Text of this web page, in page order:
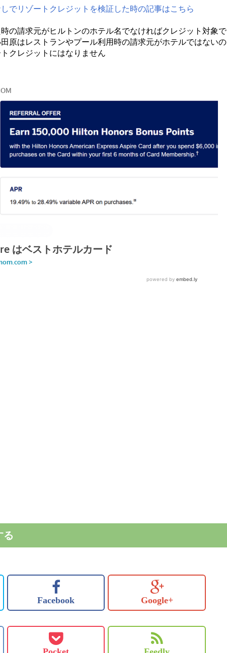
でリゾートクレジットを検証した時の記事はこちら
の請求元がヒルトンのホテル名でなければクレジット対象で
原はレストランやプール利用時の請求元がホテルではないの
クレジットにはなりません
る
Facebook Google+